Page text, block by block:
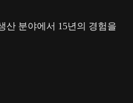
산 분야에서 15년의 경험을